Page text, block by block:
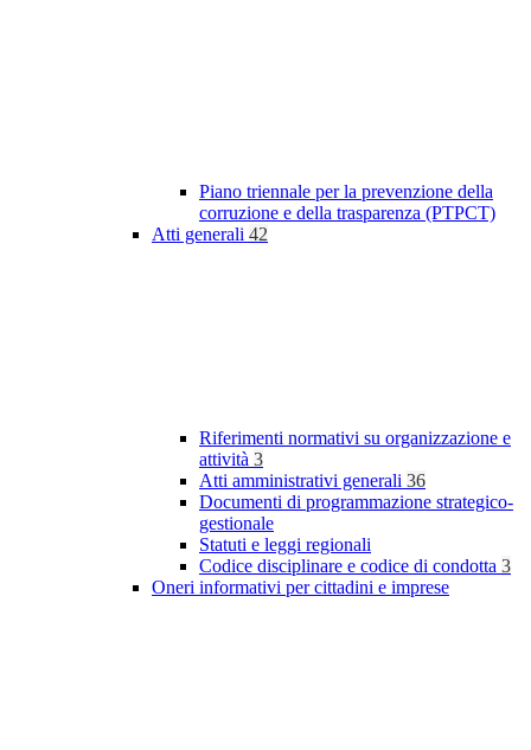
Piano triennale per la prevenzione della
corruzione e della trasparenza (PTPCT)
Atti generali 42
Riferimenti normativi su organizzazione e
attività 3
Atti amministrativi generali 36
Documenti di programmazione strategico-
gestionale
Statuti e leggi regionali
Codice disciplinare e codice di condotta 3
Oneri informativi per cittadini e imprese